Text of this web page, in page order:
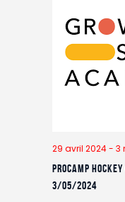
ProCamp
3/05/2024
29 avril 2024- 3